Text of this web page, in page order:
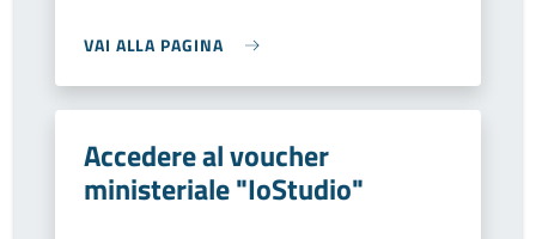
VAI ALLA PAGINA
Accedere al voucher
ministeriale "IoStudio"